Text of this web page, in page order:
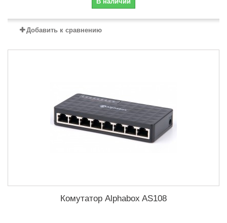
Добавить к сравнению
Комутатор Alphabox AS108